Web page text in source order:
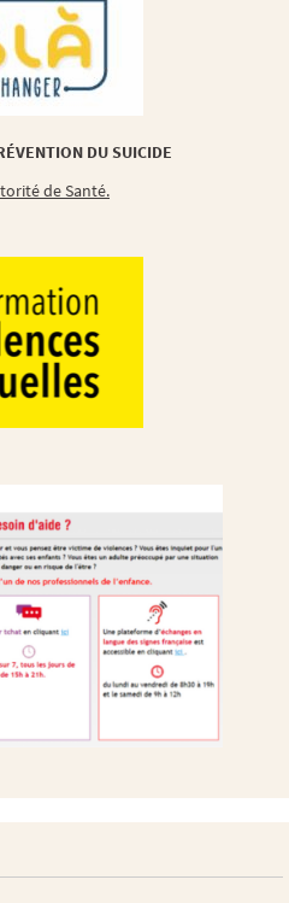
DU SUICIDE
de Santé.